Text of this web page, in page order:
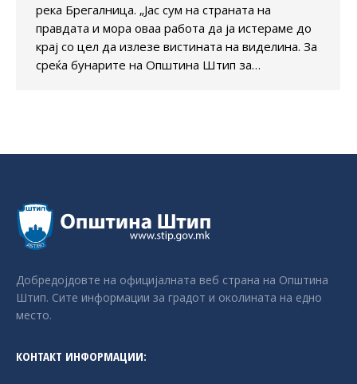
река Брегалница. „Јас сум на страната на
правдата и мора оваа работа да ја истераме до
крај со цел да излезе вистината на виделина. За
среќа бунарите на Општина Штип за…
Добредојдовте на официјалната веб страна на Општина
Штип. Сите информации за градот и околината на едно
место.
КОНТАКТ ИНФОРМАЦИИ: